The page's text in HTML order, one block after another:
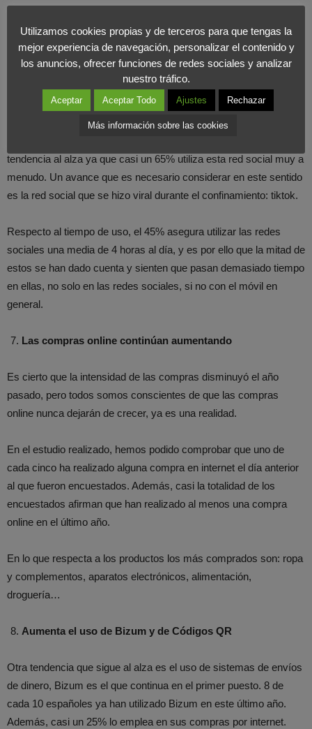
El más utilizado sigue siendo Alexa, casi un 49% lo utilizan. Siri
de Apple ha descendido en este último año.
El auge de Tiktok e Instagram
Casi un 83% de los encuestados en el estudio afirma utilizar las
tendencia al alza ya que casi un 65% utiliza esta red social muy a
menudo. Un avance que es necesario considerar en este sentido
es la red social que se hizo viral durante el confinamiento: tiktok.
Respecto al tiempo de uso, el 45% asegura utilizar las redes
sociales una media de 4 horas al día, y es por ello que la mitad de
estos se han dado cuenta y sienten que pasan demasiado tiempo
en ellas, no solo en las redes sociales, si no con el móvil en
general.
Las compras online continúan aumentando
Es cierto que la intensidad de las compras disminuyó el año
pasado, pero todos somos conscientes de que las compras
online nunca dejarán de crecer, ya es una realidad.
En el estudio realizado, hemos podido comprobar que uno de
cada cinco ha realizado alguna compra en internet el día anterior
al que fueron encuestados. Además, casi la totalidad de los
encuestados afirman que han realizado al menos una compra
online en el último año.
En lo que respecta a los productos los más comprados son: ropa
y complementos, aparatos electrónicos, alimentación,
droguería…
Aumenta el uso de Bizum y de Códigos QR
Otra tendencia que sigue al alza es el uso de sistemas de envíos
de dinero, Bizum es el que continua en el primer puesto. 8 de
cada 10 españoles ya han utilizado Bizum en este último año.
Además, casi un 25% lo emplea en sus compras por internet.
Utilizamos cookies propias y de terceros para que tengas la
mejor experiencia de navegación, personalizar el contenido y
los anuncios, ofrecer funciones de redes sociales y analizar
nuestro tráfico.
Aceptar Aceptar Todo Ajustes Rechazar
Más información sobre las cookies